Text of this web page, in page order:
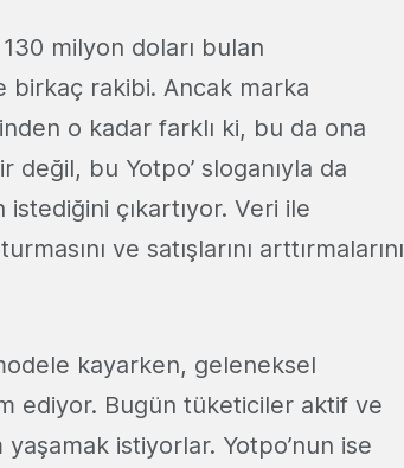
milyon doları bulan
birkaç rakibi. Ancak marka
o kadar farklı ki, bu da ona
değil, bu Yotpo’ sloganıyla da
çıkartıyor. Veri ile
ve satışlarını arttırmalarını
kayarken, geleneksel
ediyor. Bugün tüketiciler aktif ve
istiyorlar. Yotpo’nun ise